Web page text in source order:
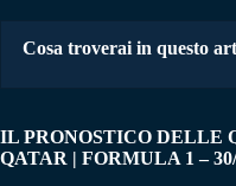
Cosa troverai in questo
IL PRONOSTICO DELLE
QATAR | FORMULA 1 – 30/